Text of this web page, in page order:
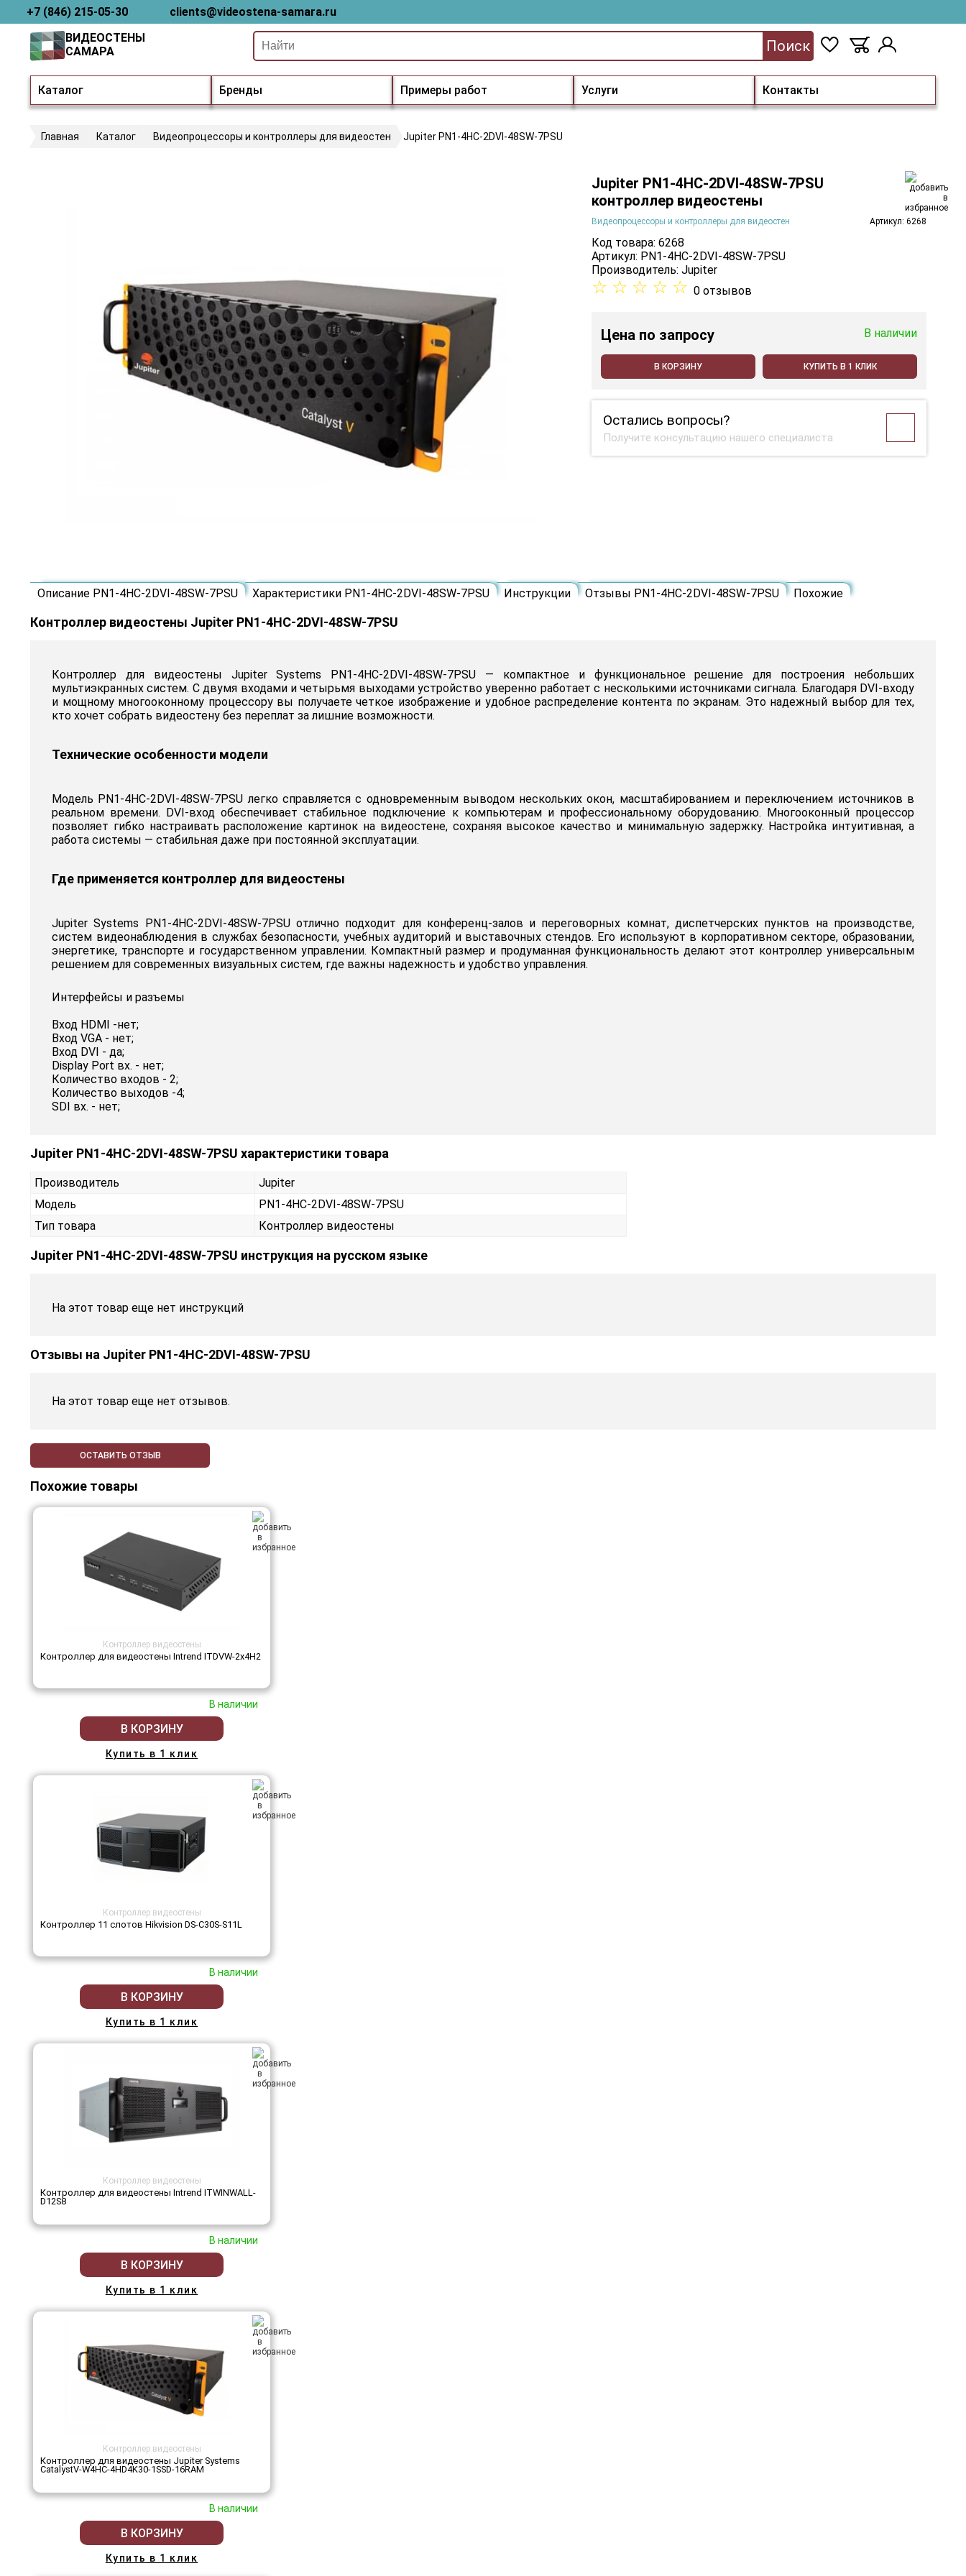
+7 (846) 215-05-30 clients@videostena-samara.ru
Каталог Бренды Примеры работ Услуги Контакты
ВИДЕОСТЕНЫ
САМАРА
Поиск
Главная Каталог Видеопроцессоры и контроллеры для видеостен Jupiter PN1-4HC-2DVI-48SW-7PSU
Jupiter PN1-4HC-2DVI-48SW-7PSU
контроллер видеостены
Видеопроцессоры и контроллеры для видеостен Артикул: 6268
Код товара: 6268
Артикул: PN1-4HC-2DVI-48SW-7PSU
Производитель:Jupiter
☆ ☆ ☆ ☆ ☆ 0 отзывов
Цена по запросу В наличии
В КОРЗИНУ КУПИТЬ В 1 КЛИК
Остались вопросы?
Получите консультацию нашего специалиста
Описание PN1-4HC-2DVI-48SW-7PSU Характеристики PN1-4HC-2DVI-48SW-7PSU Инструкции Отзывы PN1-4HC-2DVI-48SW-7PSU Похожие
Контроллер видеостены Jupiter PN1-4HC-2DVI-48SW-7PSU
Контроллер для видеостены Jupiter Systems PN1-4HC-2DVI-48SW-7PSU — компактное и функциональное решение для построения небольших
мультиэкранных систем. С двумя входами и четырьмя выходами устройство уверенно работает с несколькими источниками сигнала. Благодаря DVI-входу
и мощному многооконному процессору вы получаете четкое изображение и удобное распределение контента по экранам. Это надежный выбор для тех,
кто хочет собрать видеостену без переплат за лишние возможности.
Технические особенности модели
Модель PN1-4HC-2DVI-48SW-7PSU легко справляется с одновременным выводом нескольких окон, масштабированием и переключением источников в
реальном времени. DVI-вход обеспечивает стабильное подключение к компьютерам и профессиональному оборудованию. Многооконный процессор
позволяет гибко настраивать расположение картинок на видеостене, сохраняя высокое качество и минимальную задержку. Настройка интуитивная, а
работа системы — стабильная даже при постоянной эксплуатации.
Где применяется контроллер для видеостены
Jupiter Systems PN1-4HC-2DVI-48SW-7PSU отлично подходит для конференц-залов и переговорных комнат, диспетчерских пунктов на производстве,
систем видеонаблюдения в службах безопасности, учебных аудиторий и выставочных стендов. Его используют в корпоративном секторе, образовании,
энергетике, транспорте и государственном управлении. Компактный размер и продуманная функциональность делают этот контроллер универсальным
решением для современных визуальных систем, где важны надежность и удобство управления.
Интерфейсы и разъемы
Вход HDMI -нет;
Вход VGA - нет;
Вход DVI - да;
Display Port вх. - нет;
Количество входов - 2;
Количество выходов -4;
SDI вх. - нет;
Jupiter PN1-4HC-2DVI-48SW-7PSU характеристики товара
Производитель
Jupiter
Модель
PN1-4HC-2DVI-48SW-7PSU
Тип товара
Контроллер видеостены
Jupiter PN1-4HC-2DVI-48SW-7PSU инструкция на русском языке
На этот товар еще нет инструкций
Отзывы на Jupiter PN1-4HC-2DVI-48SW-7PSU
На этот товар еще нет отзывов.
ОСТАВИТЬ ОТЗЫВ
Похожие товары
Контроллер видеостены
Контроллер для видеостены Intrend ITDVW-2x4H2
В наличии
В КОРЗИНУ
Купить в 1 клик
Контроллер видеостены
Контроллер 11 слотов Hikvision DS-C30S-S11L
В наличии
В КОРЗИНУ
Купить в 1 клик
Контроллер видеостены
Контроллер для видеостены Intrend ITWINWALL-
D12S8
В наличии
В КОРЗИНУ
Купить в 1 клик
Контроллер видеостены
Контроллер для видеостены Jupiter Systems
CatalystV-W4HC-4HD4K30-1SSD-16RAM
В наличии
В КОРЗИНУ
Купить в 1 клик